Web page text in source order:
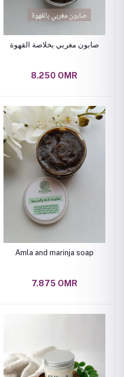
صابون مغربي بخلاصة القهوة
8.250 OMR
Amla and marinja soap
7.875 OMR